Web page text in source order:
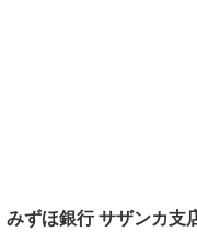
みずほ銀行 サザンカ支